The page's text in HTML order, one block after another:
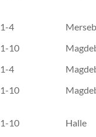
1-4
1-10
1-4
1-10
1-10 Halle